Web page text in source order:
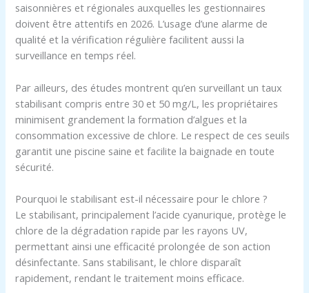
saisonnières et régionales auxquelles les gestionnaires
doivent être attentifs en 2026. L’usage d’une alarme de
qualité et la vérification régulière facilitent aussi la
surveillance en temps réel.
Par ailleurs, des études montrent qu’en surveillant un taux
stabilisant compris entre 30 et 50 mg/L, les propriétaires
minimisent grandement la formation d’algues et la
consommation excessive de chlore. Le respect de ces seuils
garantit une piscine saine et facilite la baignade en toute
sécurité.
Pourquoi le stabilisant est-il nécessaire pour le chlore ?
Le stabilisant, principalement l’acide cyanurique, protège le
chlore de la dégradation rapide par les rayons UV,
permettant ainsi une efficacité prolongée de son action
désinfectante. Sans stabilisant, le chlore disparaît
rapidement, rendant le traitement moins efficace.